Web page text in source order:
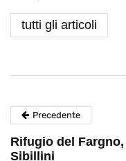
tutti gli articoli
Precedente
Rifugio del
Sibillini